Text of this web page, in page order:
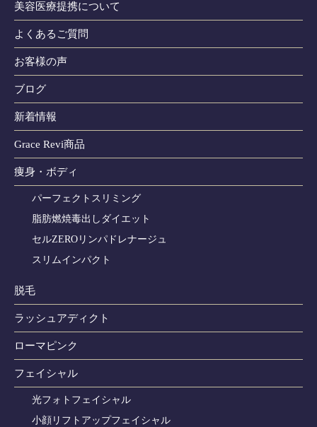
美容医療提携について
よくあるご質問
お客様の声
ブログ
新着情報
Grace Revi商品
痩身・ボディ
パーフェクトスリミング
脂肪燃焼毒出しダイエット
セルZEROリンパドレナージュ
スリムインパクト
脱毛
ラッシュアディクト
ローマピンク
フェイシャル
光フォトフェイシャル
小顔リフトアップフェイシャル